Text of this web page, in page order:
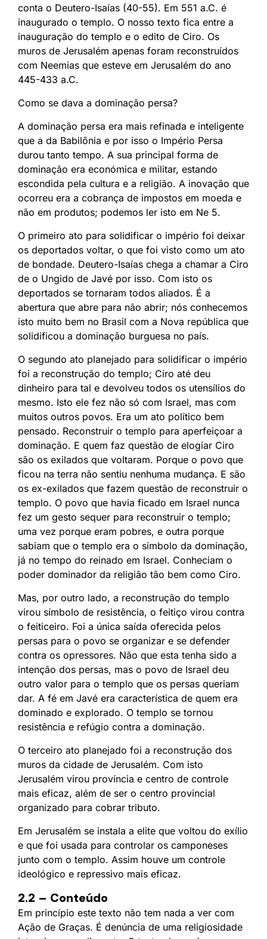
conta o Deutero-Isaías (40-55). Em 551 a.C. é
inaugurado o templo. O nosso texto fica entre a
inauguração do templo e o edito de Ciro. Os
muros de Jerusalém apenas foram reconstruídos
com Neemias que esteve em Jerusalém do ano
445-433 a.C.
Como se dava a dominação persa?
A dominação persa era mais refinada e inteligente
que a da Babilônia e por isso o Império Persa
durou tanto tempo. A sua principal forma de
dominação era económica e militar, estando
escondida pela cultura e a religião. A inovação que
ocorreu era a cobrança de impostos em moeda e
não em produtos; podemos ler isto em Ne 5.
O primeiro ato para solidificar o império foi deixar
os deportados voltar, o que foi visto como um ato
de bondade. Deutero-Isaías chega a chamar a Ciro
de o Ungido de Javé por isso. Com isto os
deportados se tornaram todos aliados. É a
abertura que abre para não abrir; nós conhecemos
isto muito bem no Brasil com a Nova república que
solidificou a dominação burguesa no país.
O segundo ato planejado para solidificar o império
foi a reconstrução do templo; Ciro até deu
dinheiro para tal e devolveu todos os utensílios do
mesmo. Isto ele fez não só com Israel, mas com
muitos outros povos. Era um ato político bem
pensado. Reconstruir o templo para aperfeiçoar a
dominação. E quem faz questão de elogiar Ciro
são os exilados que voltaram. Porque o povo que
ficou na terra não sentiu nenhuma mudança. E são
os ex-exilados que fazem questão de reconstruir o
templo. O povo que havia ficado em Israel nunca
fez um gesto sequer para reconstruir o templo;
uma vez porque eram pobres, e outra porque
sabiam que o templo era o símbolo da dominação,
já no tempo do reinado em Israel. Conheciam o
poder dominador da religião tão bem como Ciro.
Mas, por outro lado, a reconstrução do templo
virou símbolo de resistência, o feitiço virou contra
o feiticeiro. Foi a única saída oferecida pelos
persas para o povo se organizar e se defender
contra os opressores. Não que esta tenha sido a
intenção dos persas, mas o povo de Israel deu
outro valor para o templo que os persas queriam
dar. A fé em Javé era característica de quem era
dominado e explorado. O templo se tornou
resistência e refúgio contra a dominação.
O terceiro ato planejado foi a reconstrução dos
muros da cidade de Jerusalém. Com isto
Jerusalém virou província e centro de controle
mais eficaz, além de ser o centro provincial
organizado para cobrar tributo.
Em Jerusalém se instala a elite que voltou do exílio
e que foi usada para controlar os camponeses
junto com o templo. Assim houve um controle
ideológico e repressivo mais eficaz.
2.2 – Conteúdo
Em princípio este texto não tem nada a ver com
Ação de Graças. É denúncia de uma religiosidade